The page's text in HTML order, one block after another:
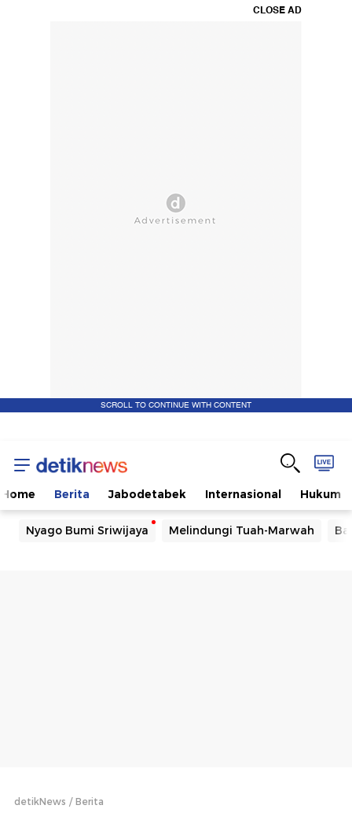
CLOSE AD
SCROLL TO CONTINUE WITH CONTENT
Home Berita Jabodetabek Internasional Hukum
Nyago Bumi Sriwijaya Melindungi Tuah-Marwah
detikNews Berita